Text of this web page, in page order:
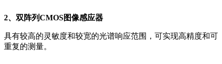
2、双阵列CMOS图像感应器
具有较高的灵敏度和较宽的光谱响应范围，可实现高精度和可
重复的测量。